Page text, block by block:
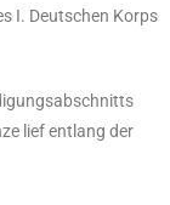
I. Deutschen Korps
lief entlang der